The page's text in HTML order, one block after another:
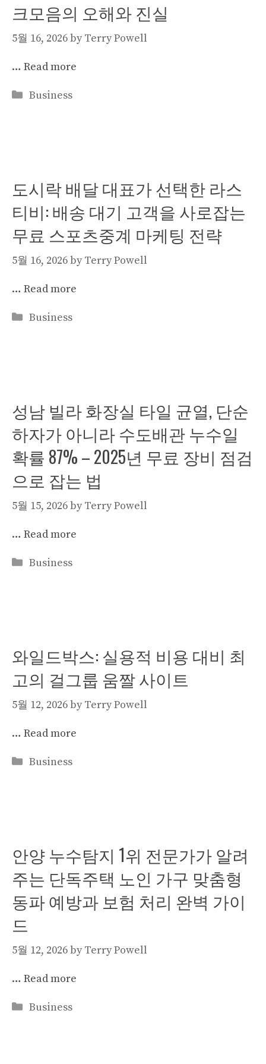
크모음의 오해와 진실
5월 16, 2026by Terry Powell
… Read more
Categories
Business
도시락 배달 대표가 선택한 라스
티비: 배송 대기 고객을 사로잡는
무료 스포츠중계 마케팅 전략
5월 16, 2026by Terry Powell
… Read more
Categories
Business
성남 빌라 화장실 타일 균열, 단순
하자가 아니라 수도배관 누수일
확률 87% – 2025년 무료 장비 점검
으로 잡는 법
5월 15, 2026by Terry Powell
… Read more
Categories
Business
와일드박스: 실용적 비용 대비 최
고의 걸그룹 움짤 사이트
5월 12, 2026by Terry Powell
… Read more
Categories
Business
안양 누수탐지 1위 전문가가 알려
주는 단독주택 노인 가구 맞춤형
동파 예방과 보험 처리 완벽 가이
드
5월 12, 2026by Terry Powell
… Read more
Categories
Business